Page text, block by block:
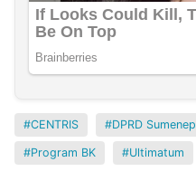
CENTRIS DPRD Sumenep
Program BK Ultimatum